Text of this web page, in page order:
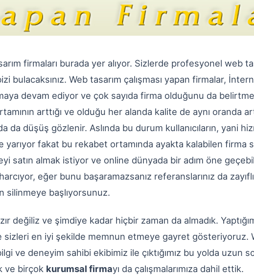
firmaları burada yer alıyor. Sizlerde profesyonel web
bulacaksınız. Web tasarım çalışması yapan firmalar,
devam ediyor ve çok sayıda firma olduğunu da
arttığı ve olduğu her alanda kalite de aynı oranda
da düşüş gözlenir. Aslında bu durum kullanıcıların, yani
yarıyor fakat bu rekabet ortamında ayakta kalabilen firma
satın almak istiyor ve online dünyada bir adım öne
eğer bunu başaramazsanız referanslarınız da
silinmeye başlıyorsunuz.
değiliz ve şimdiye kadar hiçbir zaman da almadık.
sizleri en iyi şekilde memnun etmeye gayret gösteriyoruz.
ve deneyim sahibi ekibimiz ile çıktığımız bu yolda uzun
ve birçok kurumsal firmayı da çalışmalarımıza dahil ettik.